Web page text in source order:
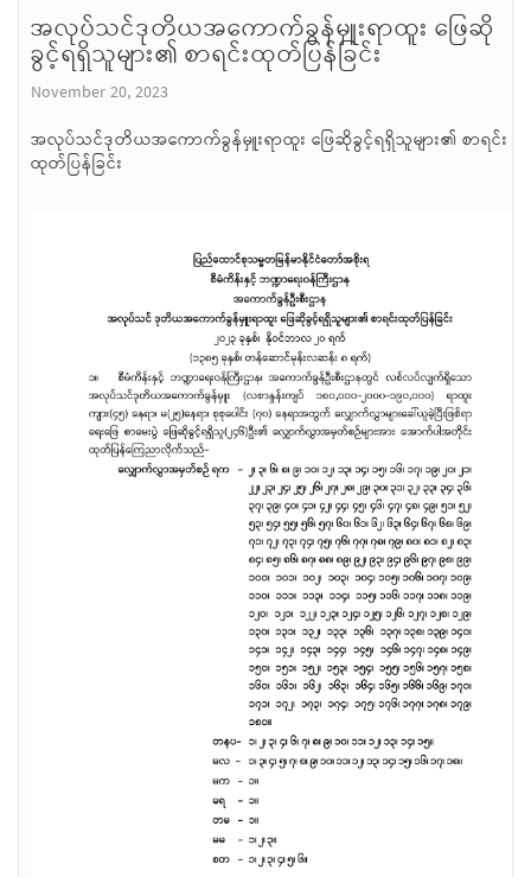
အလုပ်သင်ဒုတိယအကောက်ခွန်မှူးရာထူး ဖြေဆို
ခွင့်ရရှိသူများ၏ စာရင်းထုတ်ပြန်ခြင်း
November 20, 2023
အလုပ်သင်ဒုတိယအကောက်ခွန်မှူးရာထူး ဖြေဆိုခွင့်ရရှိသူများ၏ စာရင်း
ထုတ်ပြန်ခြင်း